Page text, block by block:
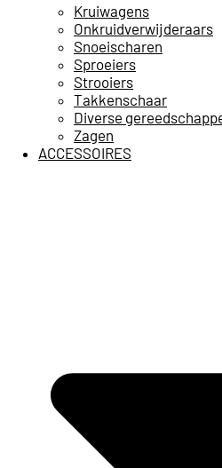
Kruiwagens
Onkruidverwijderaars
Snoeischaren
Sproeiers
Strooiers
Takkenschaar
Diverse
Zagen
ACCESSOIRES